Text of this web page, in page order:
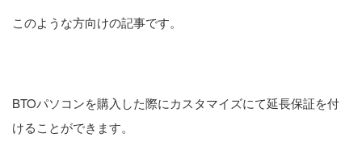
このような方向けの記事です。
BTOパソコンを購入した際にカスタマイズにて延長保証を付
けることができます。